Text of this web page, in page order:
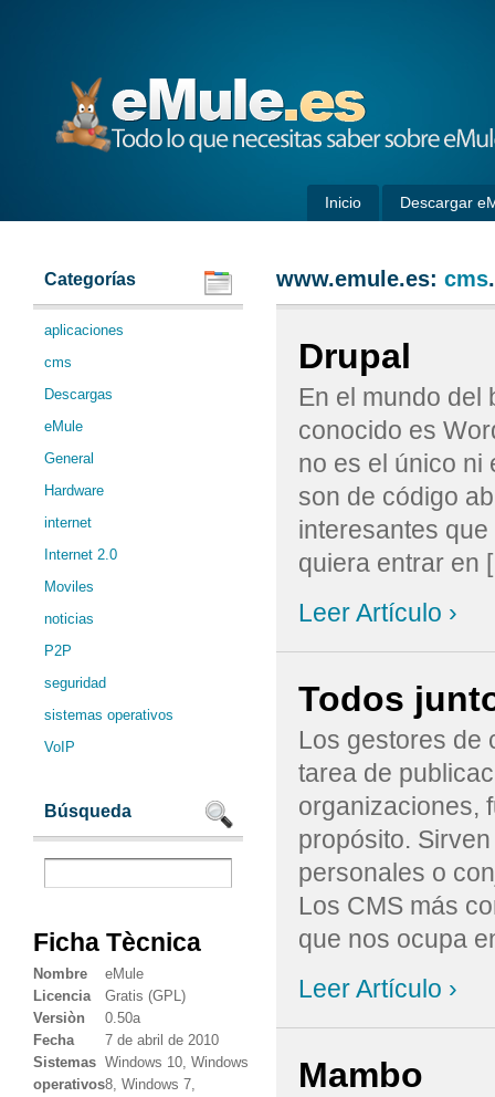
Inicio Descargar
Categorías
aplicaciones
cms
Descargas
eMule
General
Hardware
internet
Internet 2.0
Moviles
noticias
P2P
seguridad
sistemas operativos
VoIP
Búsqueda
Ficha Tècnica
Nombre
eMule
Licencia
Gratis (GPL)
Versiòn
0.50a
Fecha
7 de abril de 2010
Sistemas
operativos
Windows 10, Windows
8, Windows 7,
www.emule.es: cms.
Drupal
En el mundo del
conocido es
no es el único ni
son de código
interesantes
quiera entrar en
Leer Artículo ›
Todos
Los gestores de
tarea de
organizaciones,
propósito.
personales o
Los CMS más
que nos ocupa
Leer Artículo ›
Mambo